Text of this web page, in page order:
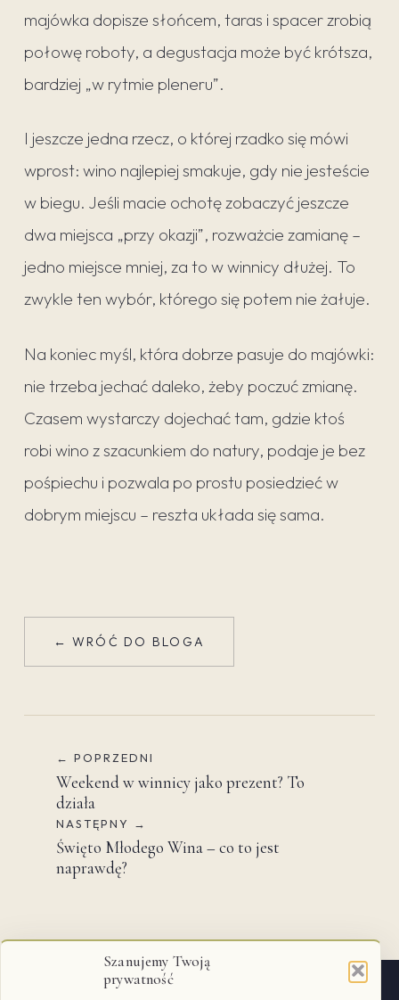
Szanujemy Twoją
prywatność
majówka dopisze słońcem, taras i spacer zrobią
połowę roboty, a degustacja może być krótsza,
bardziej „w rytmie pleneru”.
I jeszcze jedna rzecz, o której rzadko się mówi
wprost: wino najlepiej smakuje, gdy nie jesteście
w biegu. Jeśli macie ochotę zobaczyć jeszcze
dwa miejsca „przy okazji”, rozważcie zamianę –
jedno miejsce mniej, za to w winnicy dłużej. To
zwykle ten wybór, którego się potem nie żałuje.
Na koniec myśl, która dobrze pasuje do majówki:
nie trzeba jechać daleko, żeby poczuć zmianę.
Czasem wystarczy dojechać tam, gdzie ktoś
robi wino z szacunkiem do natury, podaje je bez
pośpiechu i pozwala po prostu posiedzieć w
dobrym miejscu – reszta układa się sama.
← WRÓĆ DO BLOGA
← POPRZEDNI
Weekend w winnicy jako prezent? To
działa
NASTĘPNY →
Święto Młodego Wina – co to jest
naprawdę?